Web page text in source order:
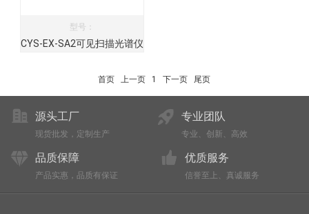
型号：
CYS-EX-SA2可见扫描光谱仪
首页 上一页 1 下一页 尾页
源头工厂
现货批发，定制生产
专业团队
专业、创新、高效
品质保障
产品实惠，品质有保证
优质服务
信誉至上、真诚服务